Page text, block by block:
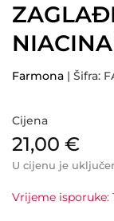
Farmona | Šifra:
Cijena
21,00 €
U cijenu je
Vrijeme isporuke: